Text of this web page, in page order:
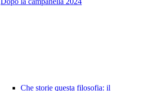
Che storie questa filosofia: il